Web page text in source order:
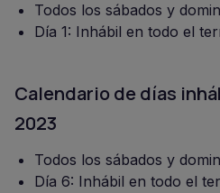
Todos los sábados y
Día 1: Inhábil en todo el
Calendario de días
2023
Todos los sábados y
Día 6: Inhábil en todo el